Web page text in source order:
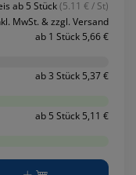
ab 5 Stück(5.11 € / St)
MwSt. & zzgl. Versand
ab 1 Stück 5,66 €
ab 3 Stück 5,37 €
ab 5 Stück 5,11 €